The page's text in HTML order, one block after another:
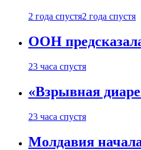
2 года спустя2 года спустя
ООН
23 часа спустя
«Взрывная
23 часа спустя
Молдавия